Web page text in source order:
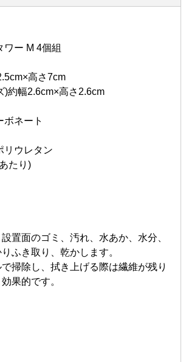
ワー M 4個組
高さ7cm
)約幅2.6cm×高さ2.6cm
ボネート
リウレタン
たり)
置面のゴミ、汚れ、水あか、水分、
ふき取り、乾かします。
掃除し、拭き上げる際は繊維が残り
果的です。